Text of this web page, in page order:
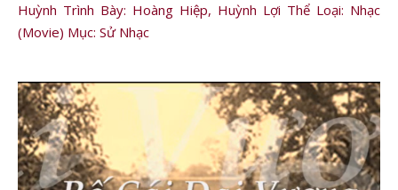
Huỳnh Trình Bày: Hoàng Hiệp, Huỳnh Lợi Thể Loại: Nhạc
(Movie) Mục: Sử Nhạc